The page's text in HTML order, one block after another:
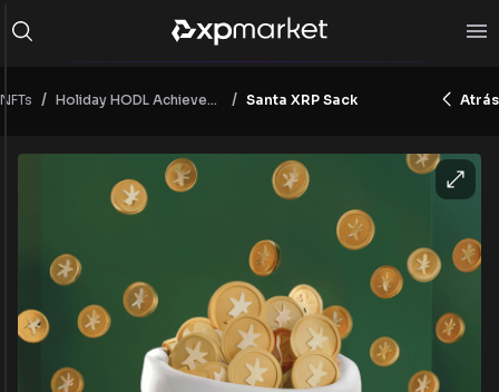
NFTs / Holiday HODL Achievements / Santa XRP Sack Atrás